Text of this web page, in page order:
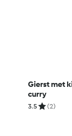
Gierst met
curry
3.5 (2)